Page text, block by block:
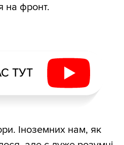
на фронт.
ТУТ
Іноземних нам, як